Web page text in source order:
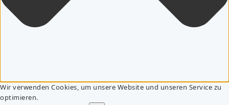
Wir verwenden Cookies, um unsere Website und unseren Service zu
optimieren.